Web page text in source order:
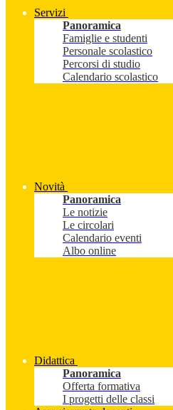
Servizi
Panoramica
Famiglie e studenti
Personale scolastico
Percorsi di studio
Calendario scolastico
Novità
Panoramica
Le notizie
Le circolari
Calendario eventi
Albo online
Didattica
Panoramica
Offerta formativa
I progetti delle classi